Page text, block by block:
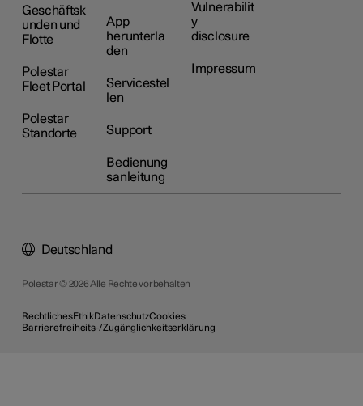
Geschäftsk
unden und
Flotte
Polestar
Fleet Portal
Polestar
Standorte
App
herunterla
den
Servicestel
len
Support
Bedienung
sanleitung
Vulnerabilit
y
disclosure
Impressum
Polestar © 2026 Alle Rechte vorbehalten
RechtlichesEthikDatenschutzCookies
Barrierefreiheits-/Zugänglichkeitserklärung
Deutschland